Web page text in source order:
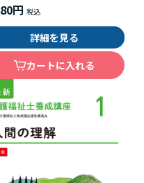
円
詳細を見る
カートに入れる